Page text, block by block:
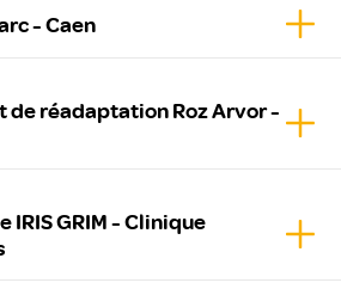
- Caen
de réadaptation Roz Arvor -
IRIS GRIM - Clinique